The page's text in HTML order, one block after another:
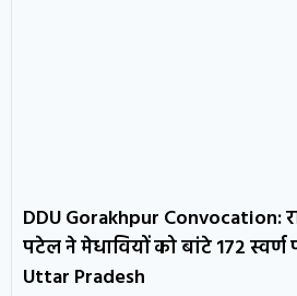
DDU Gorakhpur Convocation:
पटेल ने मेधावियों को बांटे 172
Uttar Pradesh